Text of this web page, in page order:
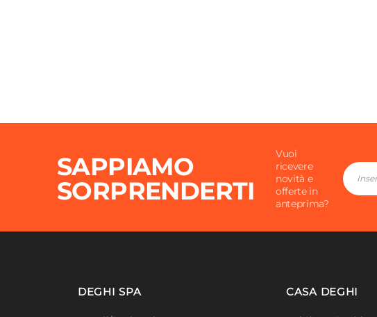
SAPPIAMO
SORPRENDERTI
Vuoi
ricevere
novità e
offerte in
anteprima?
DEGHI SPA CASA DEGHI